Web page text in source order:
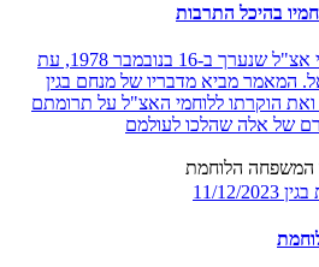
מאמר עיתון המסקר כנס חברי אצ"ל שנערך ב-16 בנובמבר 1978, עת
המאמר מביא מדבריו של מנחם בגין
הוקרתו ללוחמי האצ"ל על תרומתם
של אלה שהלכו לעולמם
המשפחה הלוחמת
11/12/2023